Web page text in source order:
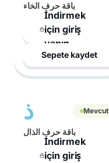
باقة حرف الخاء
İndirmek
için giriş
yapın
Sepete kaydet
ذ Mevcut
باقة حرف الذال
İndirmek
için giriş